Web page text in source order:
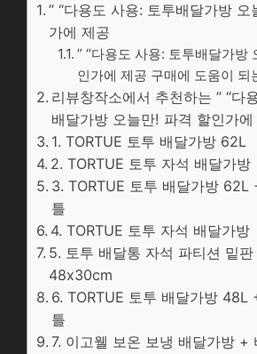
” “다용도 사용: 토투배달가방 오
가에 제공
” “다용도 사용: 토투배달가방
인가에 제공 구매에 도움이 되
리뷰창작소에서 추천하는 ” “다
배달가방 오늘만! 파격 할인가
1. TORTUE 토투 배달가방 62L
2. TORTUE 토투 자석 배달가방
3. TORTUE 토투 배달가방 62L
틀
4. TORTUE 토투 자석 배달가방
5. 토투 배달통 자석 파티션 밑
48x30cm
6. TORTUE 토투 배달가방 48L
틀
7. 이고웰 보온 보냉 배달가방 +